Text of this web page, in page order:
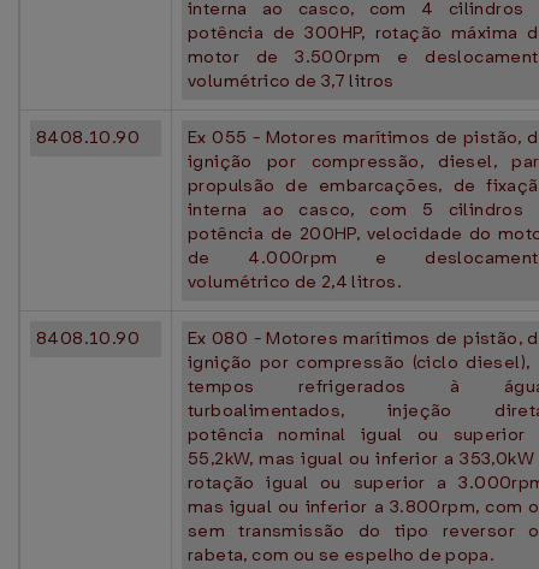
interna ao casco, com 4 cilindros
potência de 300HP, rotação máxima
motor de 3.500rpm e
volumétrico de 3,7 litros
8408.10.90
Ex 055 - Motores marítimos de pistão,
ignição por compressão, diesel,
propulsão de embarcações, de
interna ao casco, com 5 cilindros
potência de 200HP, velocidade do
de 4.000rpm e
volumétrico de 2,4 litros.
8408.10.90
Ex 080 - Motores marítimos de pistão,
ignição por compressão (ciclo diesel),
tempos refrigerados à
turboalimentados, injeção
potência nominal igual ou superior
55,2kW, mas igual ou inferior a 353,0kW
rotação igual ou superior a
mas igual ou inferior a 3.800rpm, com
sem transmissão do tipo reversor
rabeta, com ou se espelho de popa.